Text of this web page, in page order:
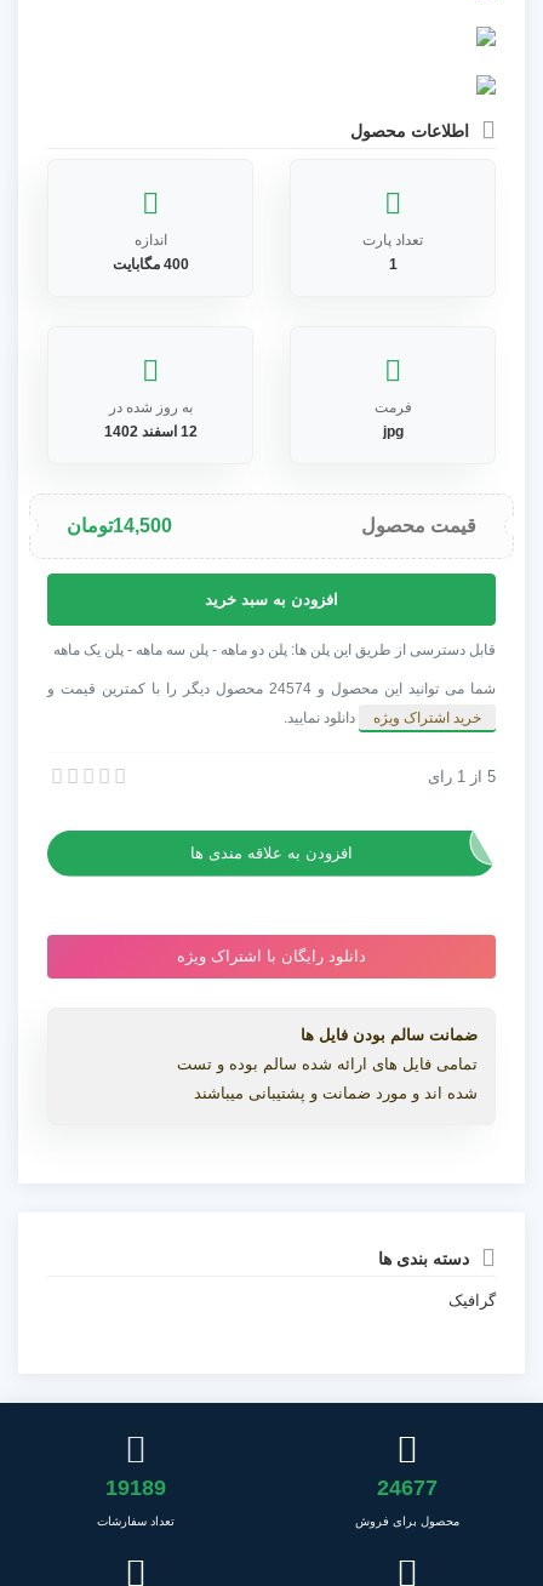
اطلاعات محصول
تعداد پارت
1
اندازه
400 مگابایت
فرمت
jpg
به روز شده در
12 اسفند 1402
قیمت محصول 14,500تومان
تکسچر
ساخت
تکنولوژیکی
Techit
افزودن به سبد خرید
قابل دسترسی از طریق این پلن ها: پلن دو ماهه - پلن سه ماهه - پلن یک ماهه
شما می توانید این محصول و 24574 محصول دیگر را با کمترین قیمت و
خرید اشتراک ویژه
دانلود نمایید.
مجموعه تکسچر ساخت برجستگی تکنولوژیکی Techit Pack
5 از 1 رای
افزودن به علاقه مندی ها
دانلود رایگان با اشتراک ویژه
ضمانت سالم بودن فایل ها
تمامی فایل های ارائه شده سالم بوده و تست
شده اند و مورد ضمانت و پشتیبانی میباشند
دسته بندی ها
گرافیک
24677
محصول برای فروش
19189
تعداد سفارشات